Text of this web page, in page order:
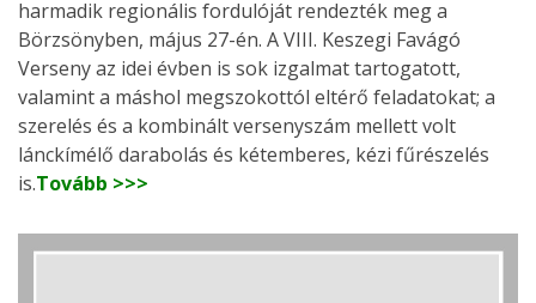
harmadik regionális fordulóját rendezték meg a
Börzsönyben, május 27-én. A VIII. Keszegi Favágó
Verseny az idei évben is sok izgalmat tartogatott,
valamint a máshol megszokottól eltérő feladatokat; a
szerelés és a kombinált versenyszám mellett volt
lánckímélő darabolás és kétemberes, kézi fűrészelés
is.Tovább >>>